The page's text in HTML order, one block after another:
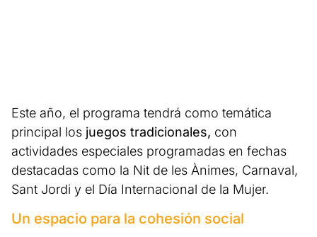
Este año, el programa tendrá como temática
principal los juegos tradicionales, con
actividades especiales programadas en fechas
destacadas como la Nit de les Ànimes, Carnaval,
Sant Jordi y el Día Internacional de la Mujer.
Un espacio para la cohesión social